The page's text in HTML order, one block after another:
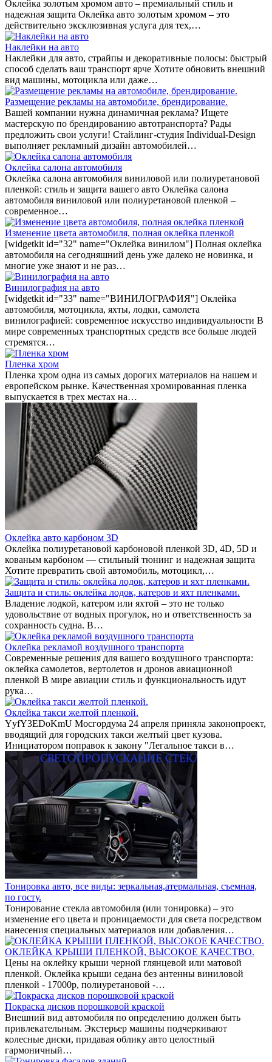
Оклейка золотым хромом авто – премиальный стиль и
надежная защита Оклейка авто золотым хромом – это
действительно эксклюзивная услуга для тех,…
Наклейки на авто
Наклейки для авто, страйпы и декоративные полосы: быстрый
способ сделать ваш транспорт ярче Хотите обновить внешний
вид машины, мотоцикла или даже…
Размещение рекламы на автомобиле, брендирование.
Вашей компании нужна динамичная реклама? Ищете
мастерскую по брендированию автотранспорта? Рады
предложить свои услуги! Стайлинг-студия Individual-Design
выполняет рекламный дизайн автомобилей…
Оклейка салона автомобиля
Оклейка салона автомобиля виниловой или полиуретановой
пленкой: стиль и защита вашего авто Оклейка салона
автомобиля виниловой или полиуретановой пленкой –
современное…
Изменение цвета автомобиля, полная оклейка пленкой
[widgetkit id="32" name="Оклейка винилом"] Полная оклейка
автомобиля на сегодняшний день уже далеко не новинка, и
многие уже знают и не раз…
Винилография на авто
[widgetkit id="33" name="ВИНИЛОГРАФИЯ"] Оклейка
автомобиля, мотоцикла, яхты, лодки, самолета
винилографией: современное искусство индивидуальности В
мире современных транспортных средств все больше людей
стремятся…
Пленка хром
Пленка хром одна из самых дорогих материалов на нашем и
европейском рынке. Качественная хромированная пленка
выпускается в трех местах на…
Оклейка авто карбоном 3D
Оклейка полиуретановой карбоновой пленкой 3D, 4D, 5D и
кованым карбоном — стильный тюнинг и надежная защита
Хотите превратить свой автомобиль, мотоцикл,…
Защита и стиль: оклейка лодок, катеров и яхт пленками.
Владение лодкой, катером или яхтой – это не только
удовольствие от водных прогулок, но и ответственность за
сохранность судна. В…
Оклейка рекламой воздушного транспорта
Современные решения для вашего воздушного транспорта:
оклейка самолетов, вертолетов и дронов авиационной
пленкой В мире авиации стиль и функциональность идут
рука…
Оклейка такси желтой пленкой.
YyfY3EDoKmU Мосгордума 24 апреля приняла законопроект,
вводящий для городских такси желтый цвет кузова.
Инициатором поправок к закону "Легальное такси в…
Тонировка авто, все виды: зеркальная,атермальная, съемная,
по госту.
Тонирование стекла автомобиля (или тонировка) – это
изменение его цвета и проницаемости для света посредством
нанесения специальных материалов или добавления…
ОКЛЕЙКА КРЫШИ ПЛЕНКОЙ, ВЫСОКОЕ КАЧЕСТВО.
Цены на оклейку крыши черной глянцевой или матовой
пленкой. Оклейка крыши седана без антенны виниловой
пленкой - 17000р, полиуретановой -…
Покраска дисков порошковой краской
Внешний вид автомобиля по определению должен быть
привлекательным. Экстерьер машины подчеркивают
колесные диски, придавая облику авто целостный
гармоничный…